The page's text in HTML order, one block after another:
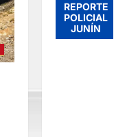
REPORTE
POLICIAL
JUNÍN